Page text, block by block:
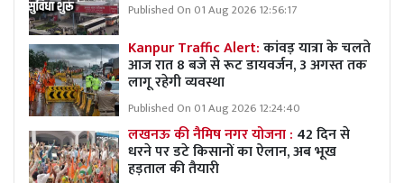
Published On 01 Aug 2026 12:56:17
Kanpur Traffic Alert:कांवड़ यात्रा के चलते
आज रात 8 बजे से रूट डायवर्जन, 3 अगस्त तक
लागू रहेगी व्यवस्था
Published On 01 Aug 2026 12:24:40
लखनऊ की नैमिष नगर योजना : 42 दिन से
धरने पर डटे किसानों का ऐलान, अब भूख
हड़ताल की तैयारी